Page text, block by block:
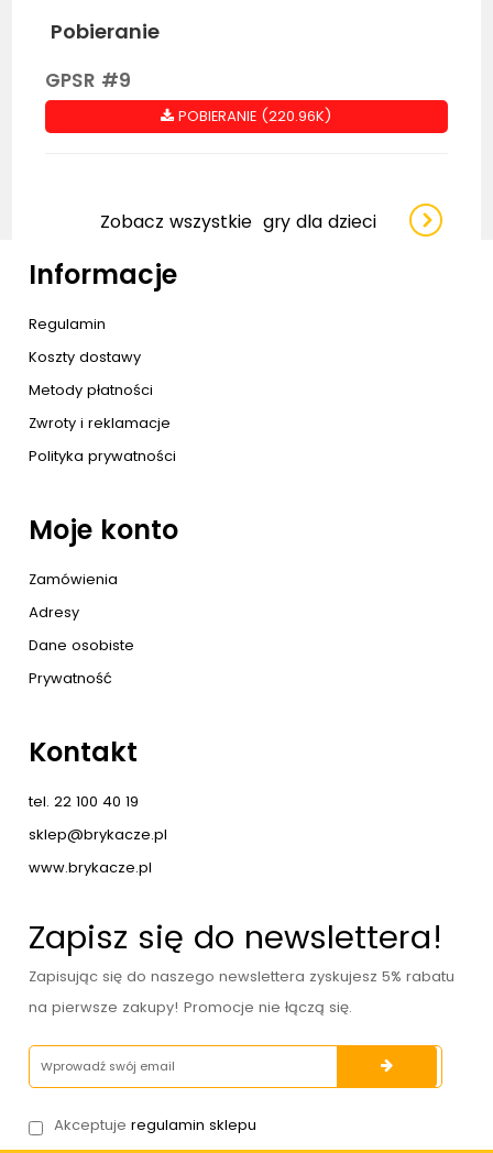
Pobieranie
GPSR #9
POBIERANIE (220.96K)
Zobacz wszystkie gry dla dzieci
Informacje
Regulamin
Koszty dostawy
Metody płatności
Zwroty i reklamacje
Polityka prywatności
Moje konto
Zamówienia
Adresy
Dane osobiste
Prywatność
Kontakt
tel. 22 100 40 19
sklep@brykacze.pl
www.brykacze.pl
Zapisz się do newslettera!
Zapisując się do naszego newslettera zyskujesz 5% rabatu
na pierwsze zakupy! Promocje nie łączą się.
Akceptujeregulamin sklepu